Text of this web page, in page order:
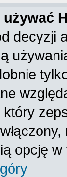
decyzji
opcję w